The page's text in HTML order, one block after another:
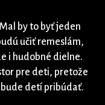
by to byť jeden
učiť remeslám,
i hudobné dielne.
pre deti, pretože
detí pribúdať.